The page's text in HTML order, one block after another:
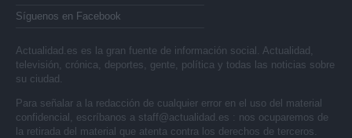
Síguenos en Facebook
Actualidad.es es la gran fuente de información social. Actualidad,
televisión, crónica, deportes, gente, política y todas las noticias sobre
su ciudad.
Para señalar a la redacción de cualquier error en el uso del material
confidencial, escríbanos a staff@actualidad.es : nos ocuparemos de
la retirada del material que atenta contra los derechos de terceros.